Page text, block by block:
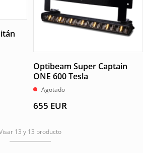
Optibeam Super Captain
ONE 600 Tesla
Agotado
655 EUR
13 y 13 producto